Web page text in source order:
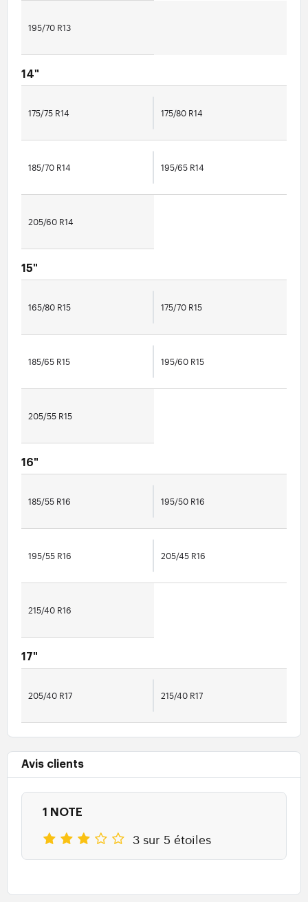
195/70 R13
14"
175/75 R14 175/80 R14
185/70 R14 195/65 R14
205/60 R14
15"
165/80 R15 175/70 R15
185/65 R15 195/60 R15
205/55 R15
16"
185/55 R16 195/50 R16
195/55 R16 205/45 R16
215/40 R16
17"
205/40 R17 215/40 R17
Avis clients
1 NOTE
3 sur 5 étoiles